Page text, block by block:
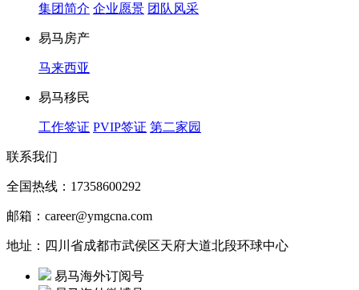
集团简介 企业愿景 团队风采
易马房产
马来西亚
易马移民
工作签证 PVIP签证 第二家园
联系我们
全国热线：17358600292
邮箱：career@ymgcna.com
地址：四川省成都市武侯区天府大道北段环球中心
易马海外订阅号